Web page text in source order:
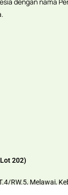
202)
RW.5, Melawai,